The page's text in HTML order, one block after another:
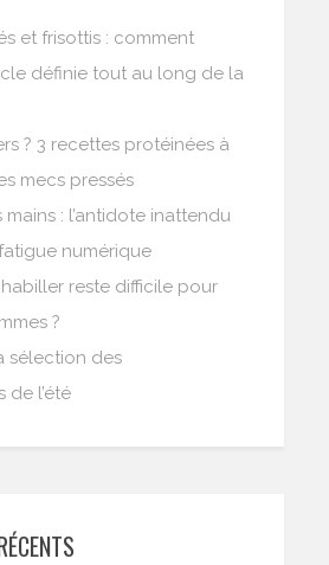
et frisottis : comment
définie tout au long de la
? 3 recettes protéinées à
mecs pressés
mains : l’antidote inattendu
numérique
reste difficile pour
?
sélection des
de l’été